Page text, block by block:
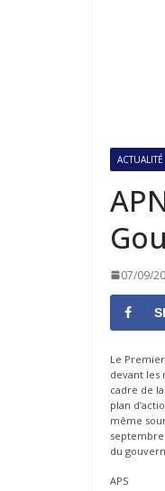
ACTUALITÉ
07/09/
Le
devant les
cadre de
plan
même
du
APS